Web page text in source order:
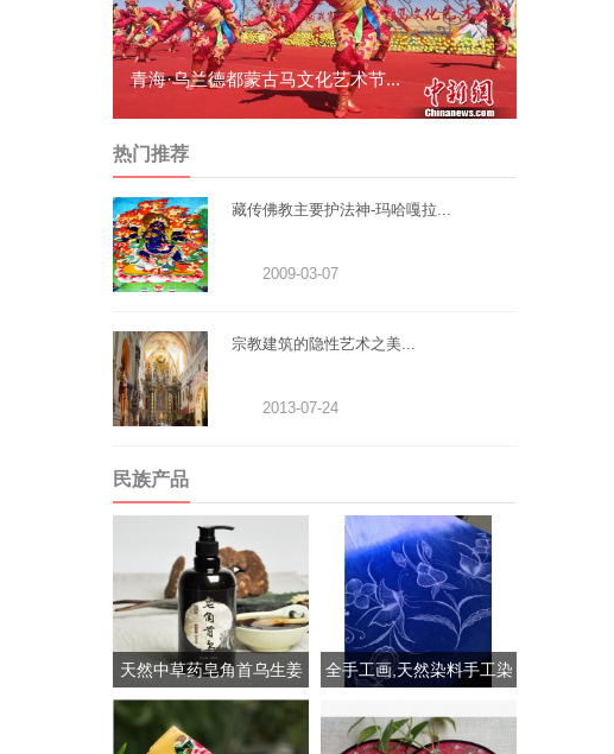
青海·乌兰德都蒙古马文化艺术节...
热门推荐
藏传佛教主要护法神-玛哈嘎拉...
2009-03-07
宗教建筑的隐性艺术之美...
2013-07-24
民族产品
天然中草药皂角首乌生姜
洗...
全手工画,天然染料手工染